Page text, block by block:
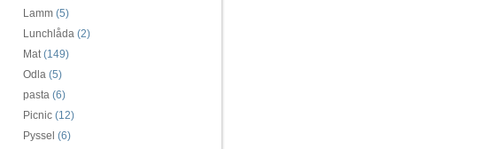
Lamm (5)
Lunchlåda (2)
Mat(149)
Odla (5)
pasta (6)
Picnic (12)
Pyssel (6)